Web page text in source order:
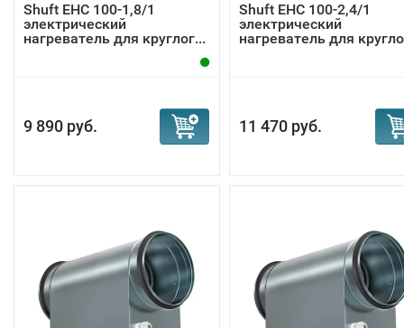
Shuft EHC 100-1,8/1
электрический
нагреватель для круглог...
9 890 руб.
Shuft EHC 100-2,4/1
электрический
нагреватель для
11 470 руб.